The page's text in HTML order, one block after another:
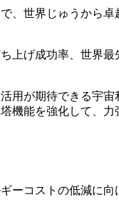
世界じゅうから
げ成功率、世界
が期待できる宇
機能を強化して、力
コストの低減に向